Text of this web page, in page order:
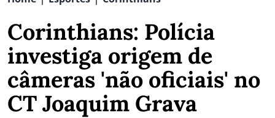
Corinthians: Polícia
investiga origem de
câmeras 'não oficiais' no
CT Joaquim Grava